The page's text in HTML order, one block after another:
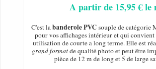
A partir de 15,95 € le
C'est labanderole PVC souple de catégorie
pour vos affichages intérieur et qui
utilisation de courte a long terme. Elle est
grand formatde qualité photo et peut être
pièce de 12 m de long et 5 de large